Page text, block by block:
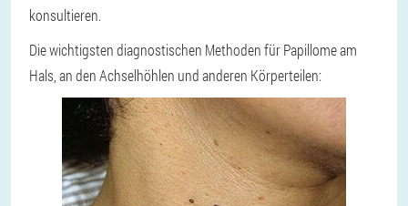
konsultieren.
Die wichtigsten diagnostischen Methoden für Papillome am
Hals, an den Achselhöhlen und anderen Körperteilen: